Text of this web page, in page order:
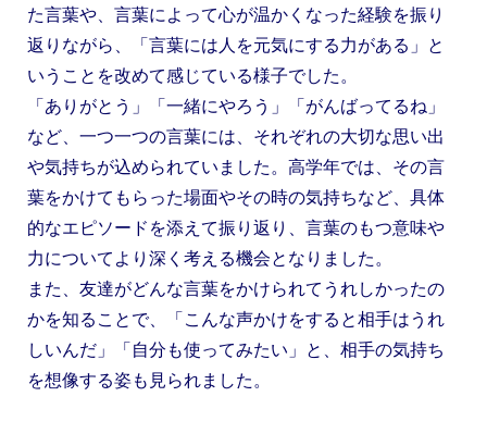
た言葉や、言葉によって心が温かくなった経験を振り
返りながら、「言葉には人を元気にする力がある」と
いうことを改めて感じている様子でした。
「ありがとう」「一緒にやろう」「がんばってるね」
など、一つ一つの言葉には、それぞれの大切な思い出
や気持ちが込められていました。高学年では、その言
葉をかけてもらった場面やその時の気持ちなど、具体
的なエピソードを添えて振り返り、言葉のもつ意味や
力についてより深く考える機会となりました。
また、友達がどんな言葉をかけられてうれしかったの
かを知ることで、「こんな声かけをすると相手はうれ
しいんだ」「自分も使ってみたい」と、相手の気持ち
を想像する姿も見られました。